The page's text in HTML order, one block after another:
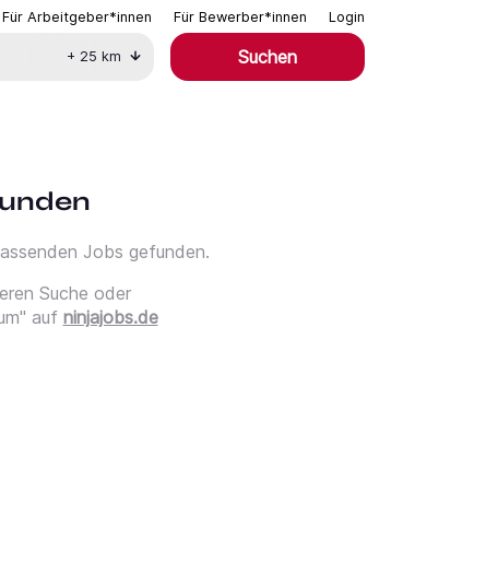
Für Arbeitgeber*innen Für Bewerber*innen Login
+ 25 km Suchen
Jobs gefunden.
Suche oder
auf ninjajobs.de